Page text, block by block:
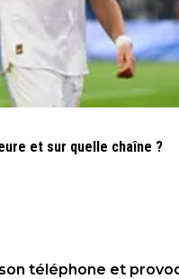
et sur quelle chaîne ?
téléphone et